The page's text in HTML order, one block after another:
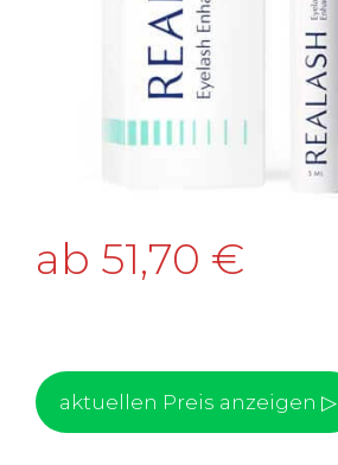
ab 51,70 €
aktuellen Preis anzeigen ▷